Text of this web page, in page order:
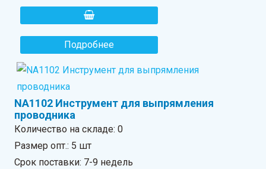
Подробнее
NA1102 Инструмент для выпрямления
проводника
Количество на складе:0
Размер опт.: 5 шт
Срок поставки: 7-9 недель